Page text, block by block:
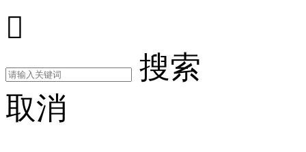

搜索
取消